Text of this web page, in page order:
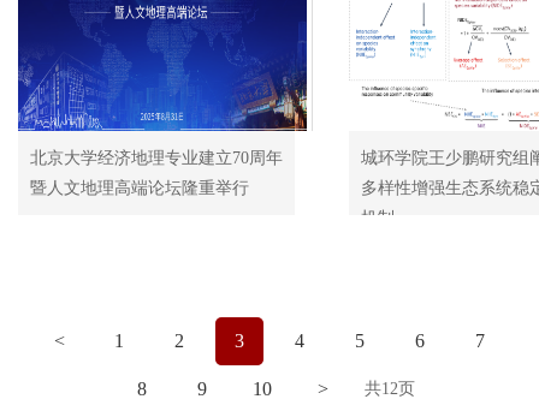
北京大学经济地理专业建立70周年
暨人文地理高端论坛隆重举行
城环学院王少鹏研究组
多样性增强生态系统稳
机制
< 1 2 3 4 5 6 7
8 9 10 > 共12页